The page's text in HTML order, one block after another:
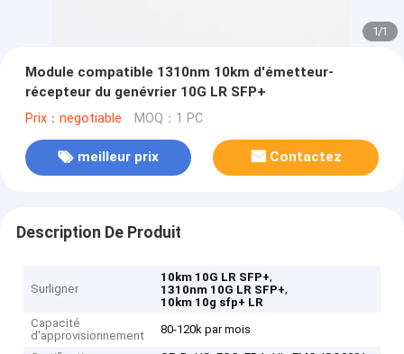
1/1
Module compatible 1310nm 10km d'émetteur-
récepteur du genévrier 10G LR SFP+
Prix：negotiable MOQ：1 PC
meilleur prix Contactez
Description De Produit
Surligner
10km 10G LR SFP+,
1310nm 10G LR SFP+,
10km 10g sfp+ LR
Capacité
d'approvisionnement
80-120k par mois